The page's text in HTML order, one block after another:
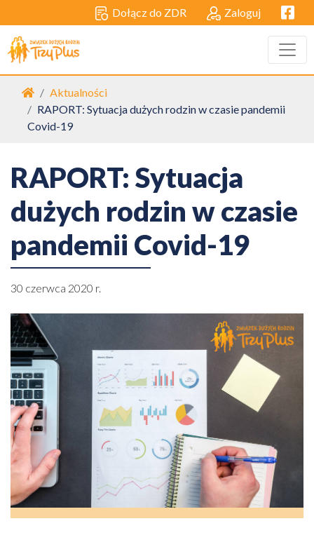
Dołącz do ZDR Zaloguj
Strona główna
Aktualności
RAPORT: Sytuacja dużych rodzin w czasie pandemii
Covid-19
RAPORT: Sytuacja
dużych rodzin w czasie
pandemii Covid-19
30 czerwca 2020 r.